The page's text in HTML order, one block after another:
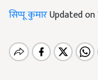
सिप्पू कुमारUpdated on